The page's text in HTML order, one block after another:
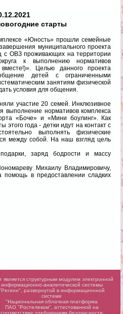
старты
«Юность» прошли семейные
муниципального проекта
с ОВЗ проживающих на территории
к выполнению нормативов
Целью данного проекта
детей с ограниченными
занятиям физической
условия для общения.
участие 20 семей. Инклюзивное
выполнение нормативов комплекса
«Боче» и «Мини боулинг». Как
года - детки идут на контакт с
выполнять физические
между собой. На наш взгляд цель
заряд бодрости и массу
Михаилу Владимировичу,
в предоставлении сладких
является структурным модулем электронной
информационно-аналитической системы
развернутой в информационной
системе
"Национальная облачная платформа
ПАО "Ростелеком", аттестованной на
соответствие требованиям безопасности